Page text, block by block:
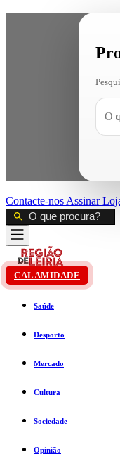
Contacte-nos Assinar
CALAMIDADE
Saúde
Desporto
Mercado
Cultura
Sociedade
Opinião